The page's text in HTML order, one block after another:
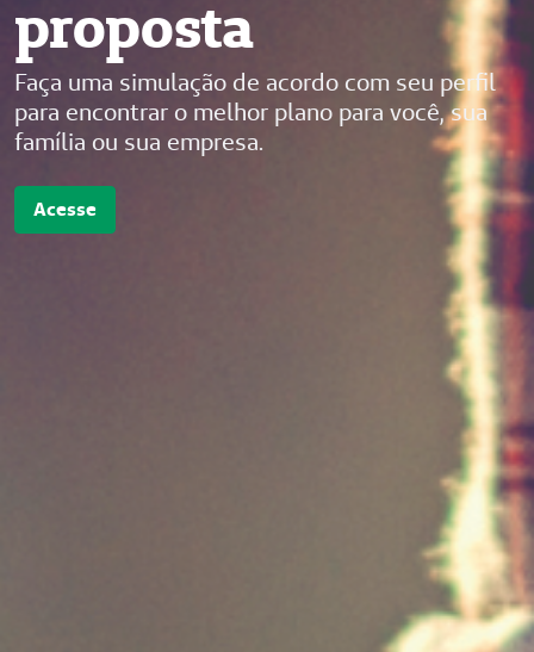
proposta
Faça uma simulação de acordo com seu perfil
para encontrar o melhor plano para você, sua
família ou sua empresa.
Acesse